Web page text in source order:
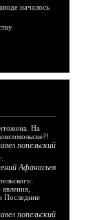
началось
На
попельский
Афанасьев
Последние
попельский